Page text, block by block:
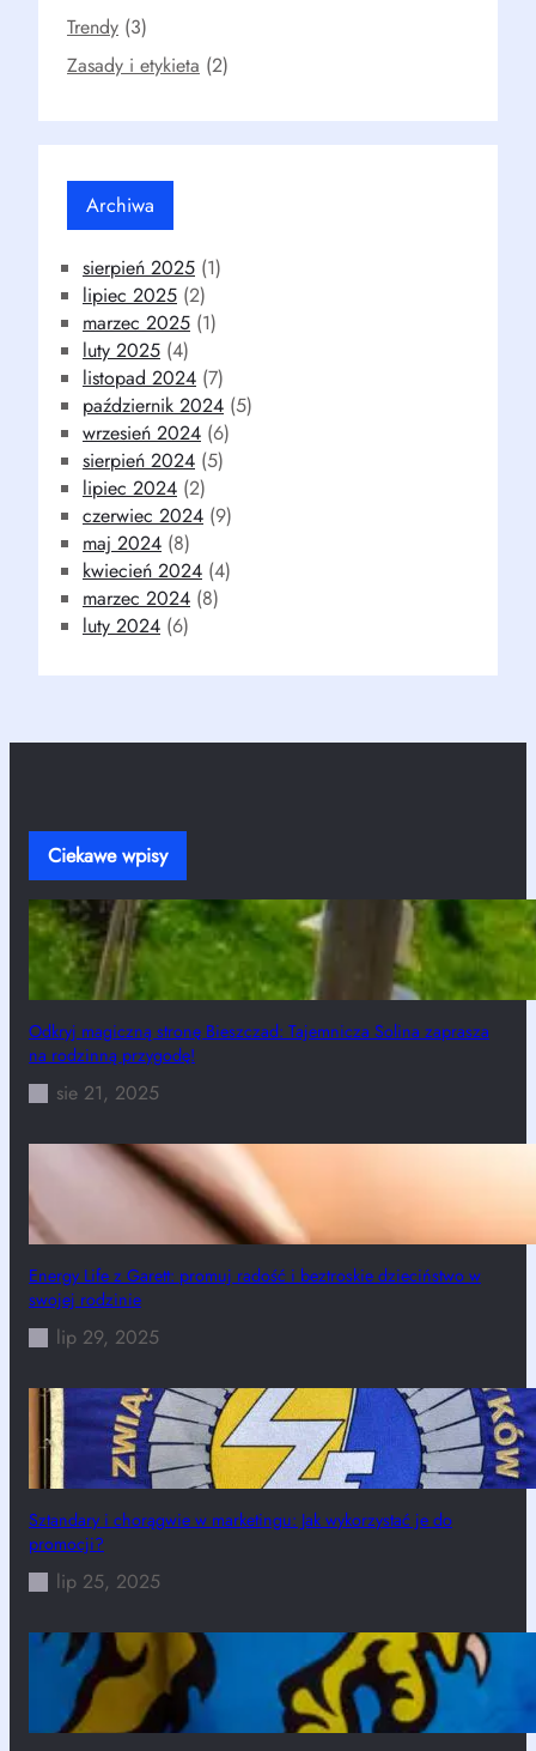
Trendy (3)
Zasady i etykieta (2)
Archiwa
sierpień 2025 (1)
lipiec 2025 (2)
marzec 2025 (1)
luty 2025 (4)
listopad 2024 (7)
październik 2024 (5)
wrzesień 2024 (6)
sierpień 2024 (5)
lipiec 2024 (2)
czerwiec 2024 (9)
maj 2024 (8)
kwiecień 2024 (4)
marzec 2024 (8)
luty 2024 (6)
Ciekawe wpisy
Odkryj magiczną stronę Bieszczad: Tajemnicza Solina zaprasza
na rodzinną przygodę!
sie 21, 2025
Energy Life z Garett: promuj radość i beztroskie dzieciństwo w
swojej rodzinie
lip 29, 2025
Sztandary i chorągwie w marketingu: Jak wykorzystać je do
promocji?
lip 25, 2025